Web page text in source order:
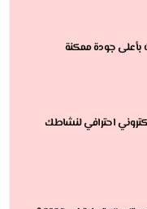
جودة ممكنة
احترافي لنشاطك